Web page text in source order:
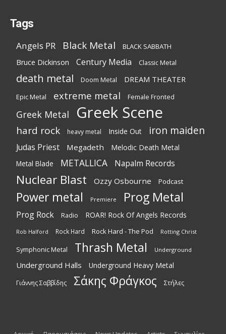
Tags
Angels PR Black Metal BLACK SABBATH
Bruce Dickinson Century Media Classic Metal
death metal Doom Metal DREAM THEATER
Epic Metal extreme metal Female Fronted
Greek Metal Greek Scene
hard rock heavy metal Inside Out iron maiden
Judas Priest Megadeth Melodic Death Metal
Metal Blade METALLICA Napalm Records
Nuclear Blast Ozzy Osbourne Podcast
Power metal Premiere Prog Metal
Prog Rock Radio ROAR! Rock Of Angels Records
Rob Halford Rock Hard Rock Hard - The Pod Rotting Christ
Symphonic Metal Thrash Metal Underground
Underground Halls Underground Heavy Metal
Γιάννης Σαββίδης Σάκης Φράγκος Στήλες